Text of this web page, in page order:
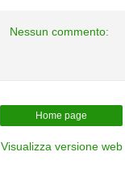
Nessun commento:
Home page
Visualizza versione web